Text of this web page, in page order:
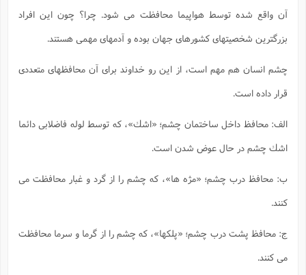
آن واقع شده توسط هواپيما محافظت مى شود. چرا؟ چون اين افراد
بزرگترين شخصيتهاى كشورهاى جهان بوده و آدمهاى مهمى هستند.
چشم انسان هم مهم است، از اين رو خداوند براى آن محافظهاى متعددى
قرار داده است.
الف: محافظ داخل ساختمان چشم؛ «اشك»، كه توسط لوله فاضلابى دائما
اشك چشم در حال عوض شدن است.
ب: محافظ درب چشم؛ «مژه ها»، كه چشم را از گرد و غبار محافظت مى
كنند.
ج: محافظ پشت درب چشم؛ «پلكها»، كه چشم را از گرما و سرما محافظت
مى كنند.